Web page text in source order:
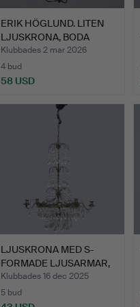
ERIK HÖGLUND. LITEN
LJUSKRONA, BODA
SMIDE.
Klubbades 2 mar 2026
4 bud
58 USD
LJUSKRONA MED S-
FORMADE LJUSARMAR,
TIDIGT …
Klubbades 16 dec 2025
5 bud